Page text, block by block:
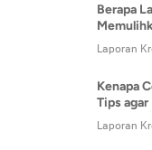
Berapa
Laporan
Kenapa
Tips
Laporan